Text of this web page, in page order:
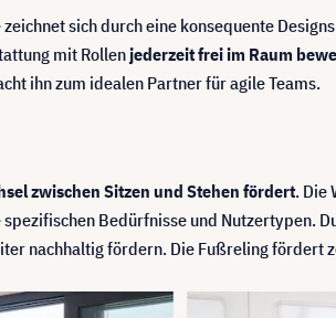
sich durch eine konsequente
mit Rollenjederzeit frei im Raum
ihn zum idealen Partner für agile Teams.
zwischen Sitzen und Stehen fördert. Die
Bedürfnisse und Nutzertypen.
nachhaltig fördern. Die Fußreling fördert